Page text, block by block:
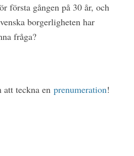
första gången på 30 år, och
borgerligheten har
fråga?
teckna en prenumeration!